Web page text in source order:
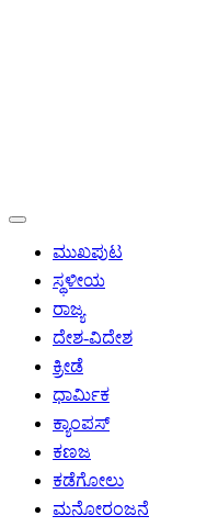
ಮುಖಪುಟ
ಸ್ಥಳೀಯ
ರಾಜ್ಯ
ದೇಶ-ವಿದೇಶ
ಕ್ರೀಡೆ
ಧಾರ್ಮಿಕ
ಕ್ಯಾಂಪಸ್
ಕಣಜ
ಕಡೆಗೋಲು
ಮನೋರಂಜನೆ